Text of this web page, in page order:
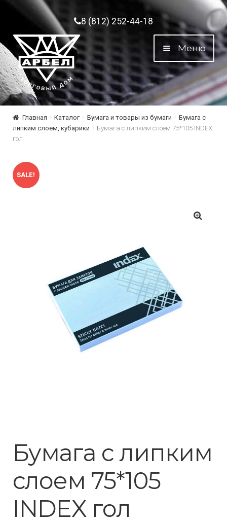
Перейти к навигации
Перейти к содержимому8 (812) 252-44-18
Меню
Главная Каталог Бумага и товары из бумаги
Бумага с
липким слоем, кубарики
Бумага с липким слоем 75*105 INDEX
гол
SALE!
Бумага с липким
слоем 75*105
INDEX гол